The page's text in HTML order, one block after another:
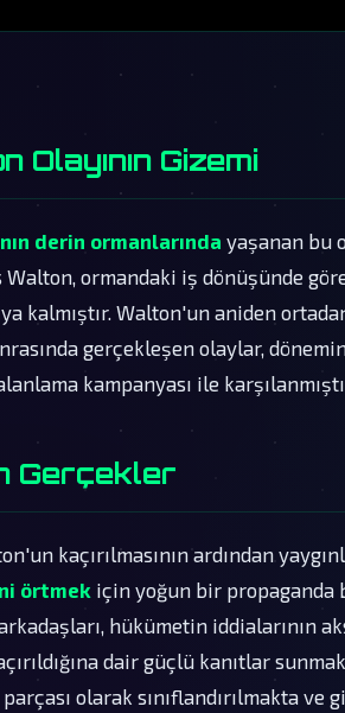
Gizemi
derin ormanlarında yaşanan bu
Walton, ormandaki iş dönüşünde
kalmıştır. Walton'un aniden
gerçekleşen olaylar,
kampanyası ile
Gerçekler
kaçırılmasının ardından
örtmek için yoğun bir propaganda
hükümetin iddialarının
dair güçlü kanıtlar
olarak sınıflandırılmakta ve